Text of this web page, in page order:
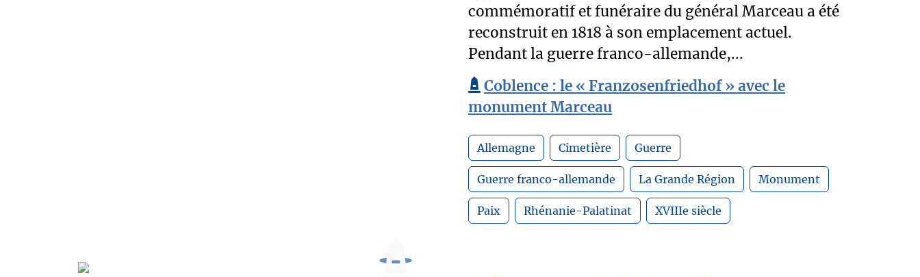
commémoratif et funéraire du général Marceau a été
reconstruit en 1818 à son emplacement actuel.
Pendant la guerre franco-allemande,...
Coblence : le « Franzosenfriedhof » avec le
monument Marceau
Allemagne Cimetière Guerre
Guerre franco-allemande La Grande Région Monument
Paix Rhénanie-Palatinat XVIIIe siècle